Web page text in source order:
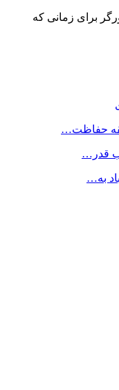
برای زمانی که
حفاظت…
قدر…
به…